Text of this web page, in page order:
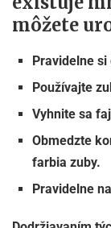
môžete
Pravidelne
Používajte
Vyhnite sa
Obmedzte
farbia zuby.
Pravidelne